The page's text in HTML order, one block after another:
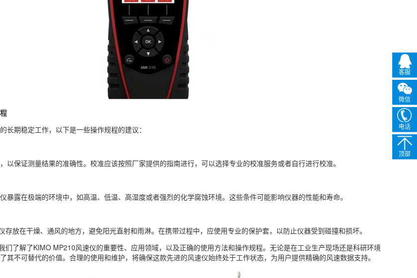
长期稳定工作，以下是一些操作规程的建议：
以保证测量结果的准确性。校准应该按照厂家提供的指南进行，可以选择专业的校准服务或者自行进行校准。
暴露在极端的环境中，如高温、低温、高湿度或者强烈的化学腐蚀环境。这些条件可能影响仪器的性能和寿命。
存放在干燥、通风的地方，避免阳光直射和雨淋。在携带过程中，应使用专业的保护套，以防止仪器受到碰撞和损坏。
们了解了KIMO MP210风速仪的重要性、应用领域，以及正确的使用方法和操作规程。无论是在工业生产现场还是科研环境
其不可替代的价值。合理的使用和维护，将确保这款先进的风速仪始终处于工作状态，为用户提供精确的风速数据支持。
客服
微信
电话
顶部